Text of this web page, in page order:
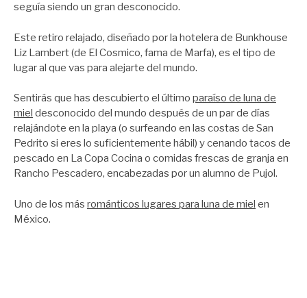
seguía siendo un gran desconocido.
Este retiro relajado, diseñado por la hotelera de Bunkhouse
Liz Lambert (de El Cosmico, fama de Marfa), es el tipo de
lugar al que vas para alejarte del mundo.
Sentirás que has descubierto el último paraíso de luna de
miel desconocido del mundo después de un par de días
relajándote en la playa (o surfeando en las costas de San
Pedrito si eres lo suficientemente hábil) y cenando tacos de
pescado en La Copa Cocina o comidas frescas de granja en
Rancho Pescadero, encabezadas por un alumno de Pujol.
Uno de los más románticos lugares para luna de miel en
México.